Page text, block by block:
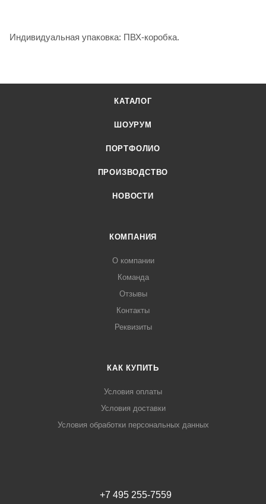
Индивидуальная упаковка: ПВХ-коробка.
КАТАЛОГ
ШОУРУМ
ПОРТФОЛИО
ПРОИЗВОДСТВО
НОВОСТИ
КОМПАНИЯ
О компании
Команда
Отзывы
Контакты
Реквизиты
КАК КУПИТЬ
Условия оплаты
Условия доставки
Условия обработки персональных данных
+7 495 255-7559